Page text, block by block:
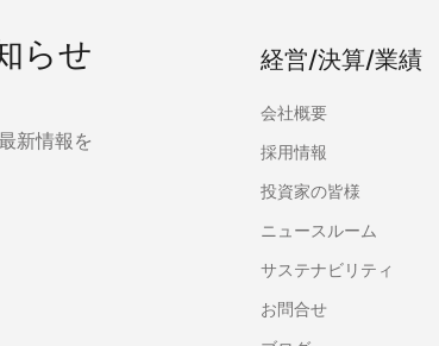
らせ
新情報を
経営/決算/業績
会社概要
採用情報
投資家の皆様
ニュースルーム
サステナビリティ
お問合せ